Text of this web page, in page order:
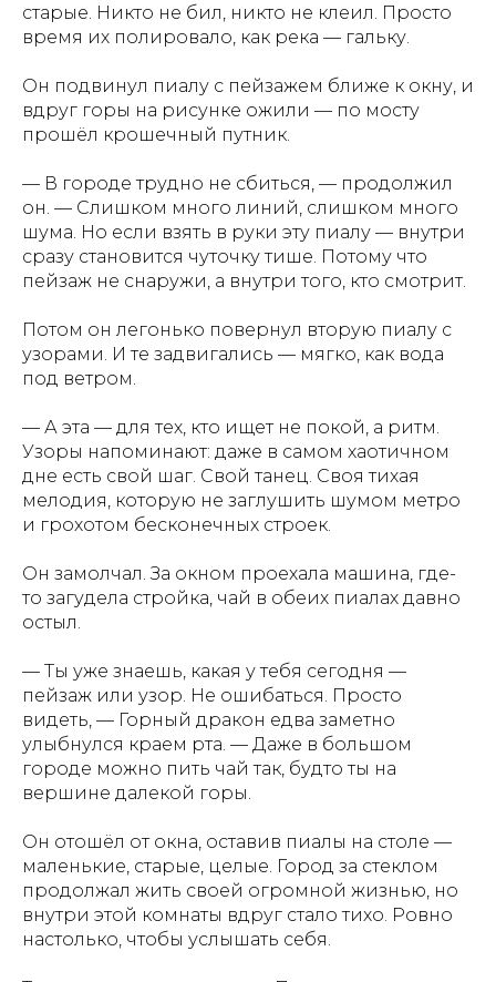
старые. Никто не бил, никто не клеил. Просто
время их полировало, как река — гальку.
Он подвинул пиалу с пейзажем ближе к окну, и
вдруг горы на рисунке ожили — по мосту
прошёл крошечный путник.
— В городе трудно не сбиться, — продолжил
он. — Слишком много линий, слишком много
шума. Но если взять в руки эту пиалу — внутри
сразу становится чуточку тише. Потому что
пейзаж не снаружи, а внутри того, кто смотрит.
Потом он легонько повернул вторую пиалу с
узорами. И те задвигались — мягко, как вода
под ветром.
— А эта — для тех, кто ищет не покой, а ритм.
Узоры напоминают: даже в самом хаотичном
дне есть свой шаг. Свой танец. Своя тихая
мелодия, которую не заглушить шумом метро
и грохотом бесконечных строек.
Он замолчал. За окном проехала машина, где-
то загудела стройка, чай в обеих пиалах давно
остыл.
— Ты уже знаешь, какая у тебя сегодня —
пейзаж или узор. Не ошибаться. Просто
видеть, — Горный дракон едва заметно
улыбнулся краем рта. — Даже в большом
городе можно пить чай так, будто ты на
вершине далекой горы.
Он отошёл от окна, оставив пиалы на столе —
маленькие, старые, целые. Город за стеклом
продолжал жить своей огромной жизнью, но
внутри этой комнаты вдруг стало тихо. Ровно
настолько, чтобы услышать себя.